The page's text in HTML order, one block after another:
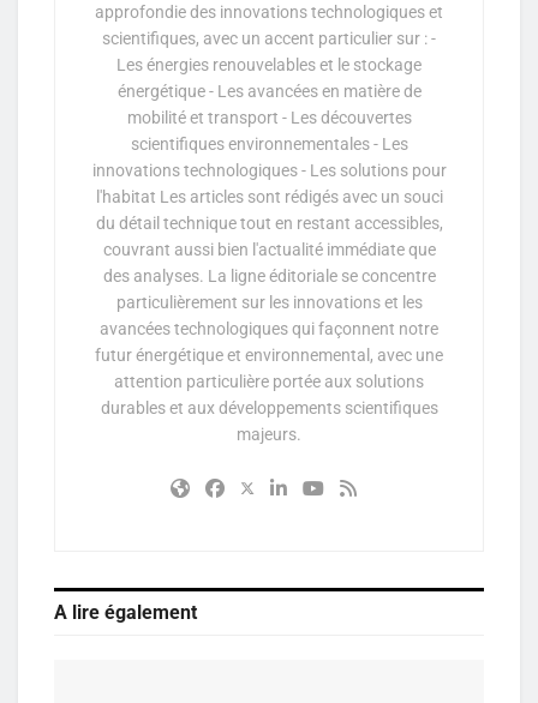
approfondie des innovations technologiques et
scientifiques, avec un accent particulier sur : -
Les énergies renouvelables et le stockage
énergétique - Les avancées en matière de
mobilité et transport - Les découvertes
scientifiques environnementales - Les
innovations technologiques - Les solutions pour
l'habitat Les articles sont rédigés avec un souci
du détail technique tout en restant accessibles,
couvrant aussi bien l'actualité immédiate que
des analyses. La ligne éditoriale se concentre
particulièrement sur les innovations et les
avancées technologiques qui façonnent notre
futur énergétique et environnemental, avec une
attention particulière portée aux solutions
durables et aux développements scientifiques
majeurs.
A lire également